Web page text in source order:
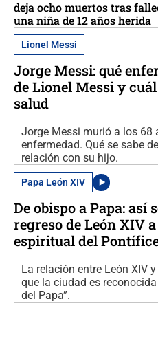
deja ocho muertos tras
una niña de 12 años herida
Lionel Messi
Jorge Messi: qué
de Lionel Messi y
salud
Jorge Messi murió a los 68
enfermedad. Qué se sabe
relación con su hijo.
Papa León XIV
De obispo a Papa: así
regreso de León XIV
espiritual del
La relación entre León XIV
que la ciudad es
del Papa”.